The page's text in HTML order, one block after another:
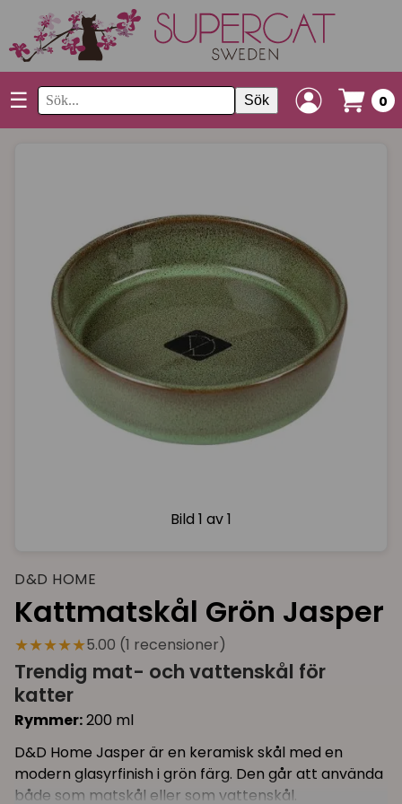
☰ Sök 0
Bild 1 av 1
D&D HOME
Kattmatskål Grön Jasper
★★★★★5.00 (1 recensioner)
Trendig mat- och vattenskål för
katter
Rymmer:200 ml
D&D Home Jasper är en keramisk skål med en
modern glasyrfinish i grön färg. Den går att använda
både som matskål eller som vattenskål.